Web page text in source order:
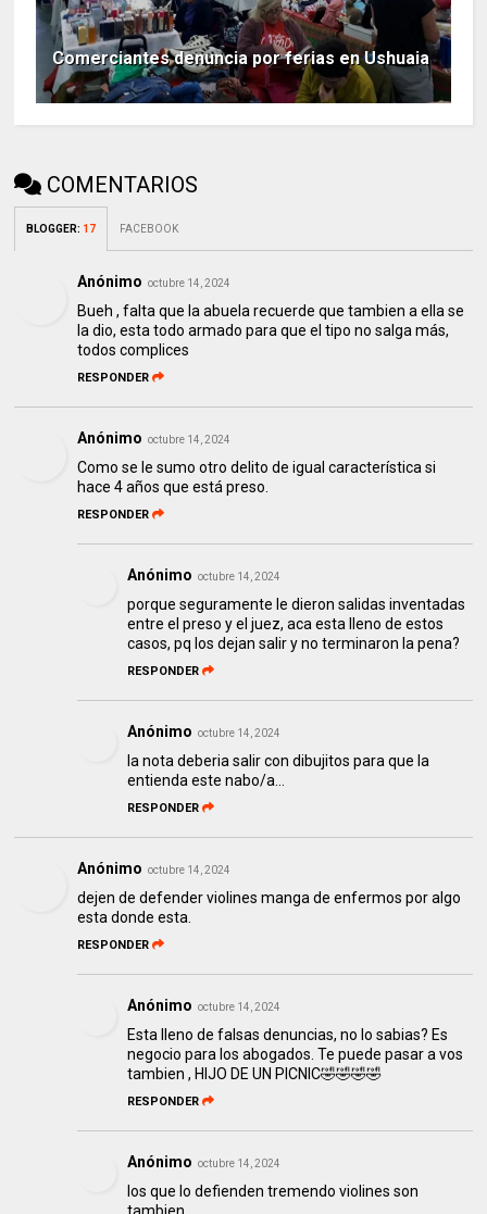
Comerciantes denuncia por ferias en Ushuaia
COMENTARIOS
BLOGGER: 17 FACEBOOK
Anónimo octubre 14, 2024
Bueh , falta que la abuela recuerde que tambien a ella se
la dio, esta todo armado para que el tipo no salga más,
todos complices
RESPONDER
Anónimo octubre 14, 2024
Como se le sumo otro delito de igual característica si
hace 4 años que está preso.
RESPONDER
Anónimo octubre 14, 2024
porque seguramente le dieron salidas inventadas
entre el preso y el juez, aca esta lleno de estos
casos, pq los dejan salir y no terminaron la pena?
RESPONDER
Anónimo octubre 14, 2024
la nota deberia salir con dibujitos para que la
entienda este nabo/a...
RESPONDER
Anónimo octubre 14, 2024
dejen de defender violines manga de enfermos por algo
esta donde esta.
RESPONDER
Anónimo octubre 14, 2024
Esta lleno de falsas denuncias, no lo sabias? Es
negocio para los abogados. Te puede pasar a vos
tambien , HIJO DE UN PICNIC🤣🤣🤣🤣
RESPONDER
Anónimo octubre 14, 2024
los que lo defienden tremendo violines son
tambien